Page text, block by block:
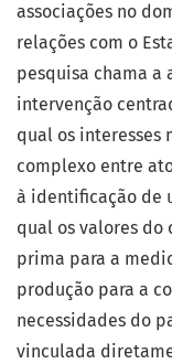
associações no
relações com o
pesquisa chama a
intervenção
qual os interesses
complexo entre
à identificação de
qual os valores
prima para a
produção para a
necessidades do
vinculada